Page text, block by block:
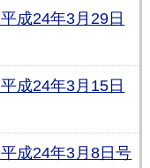
成24年3月29日
成24年3月15日
成24年3月8日号